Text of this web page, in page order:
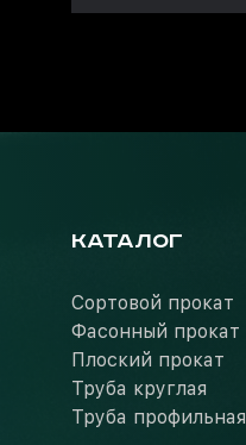
КАТАЛОГ
Сортовой прокат
Фасонный прокат
Плоский прокат
Труба круглая
Труба профильная